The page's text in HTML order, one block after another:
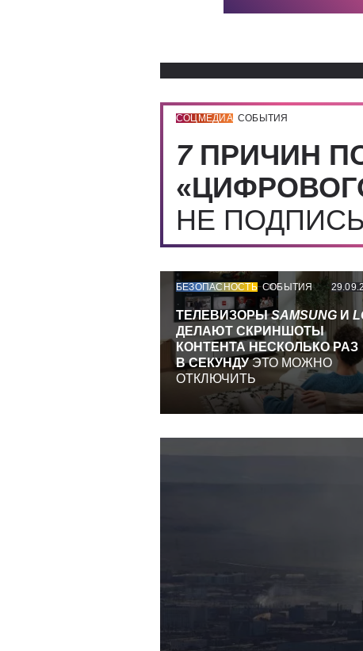
СОЦМЕДИА СОБЫТИЯ
7 ПРИЧИН
НЕ
БЕЗОПАСНОСТЬ СОБЫТИЯ
ТЕЛЕВИЗОРЫSAMSUNG И
ДЕЛАЮТ СКРИНШОТЫ
КОНТЕНТА НЕСКОЛЬКО РАЗ
В СЕКУНДУЭТО МОЖНО
ОТКЛЮЧИТЬ